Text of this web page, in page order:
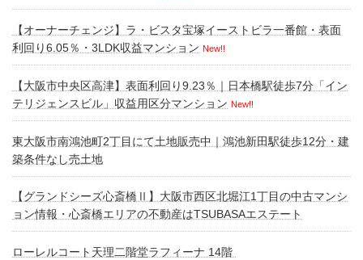
【オーナーチェンジ】ラ・ビスタ宝塚イーストビラ一番館・表面
利回り6.05％・3LDK収益マンション New!!
【大阪市中央区高津】表面利回り9.23％｜日本橋駅徒歩7分「イン
テリジェンスビル」収益用区分マンション New!!
東大阪市南鴻池町2丁目にて土地販売中｜鴻池新田駅徒歩12分・建
築条件なし売土地
【グランドシーズ心斎橋Ⅱ】大阪市西区北堀江1丁目の中古マンシ
ョン情報・心斎橋エリアの不動産はTSUBASAエステート
ローレルコート天理二階堂ラフィーナ 14階